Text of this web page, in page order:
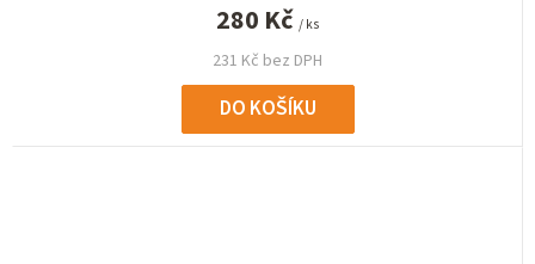
231 Kč bez DPH
280 Kč / ks
DO KOŠÍKU